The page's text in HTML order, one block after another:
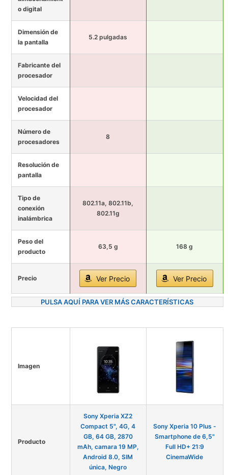
o digital
Dimensión de
la pantalla
5.2 pulgadas
Fabricante del
procesador
Velocidad del
procesador
Número de
procesadores
8
Resolución de
pantalla
Tipo de
conexión
inalámbrica
802.11a, 802.11b,
802.11g
Peso del
producto
63,5 g 168 g
Precio Ver Precio Ver Precio
PULSA AQUÍ PARA VER MÁS CARACTERÍSTICAS
Imagen
Producto
Sony Xperia XZ2
Compact 5", 4G, 4
GB, 64 GB, 2870
mAh, camara 19 MP,
Android 8.0, SIM
única, Negro
Sony Xperia 10 Plus -
Smartphone de 6,5"
Full HD+ 21:9
CinemaWide